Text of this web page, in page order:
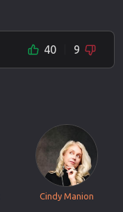
40 9
Cindy Manion